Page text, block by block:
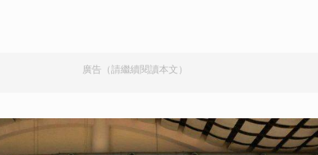
廣告（請繼續閱讀本文）